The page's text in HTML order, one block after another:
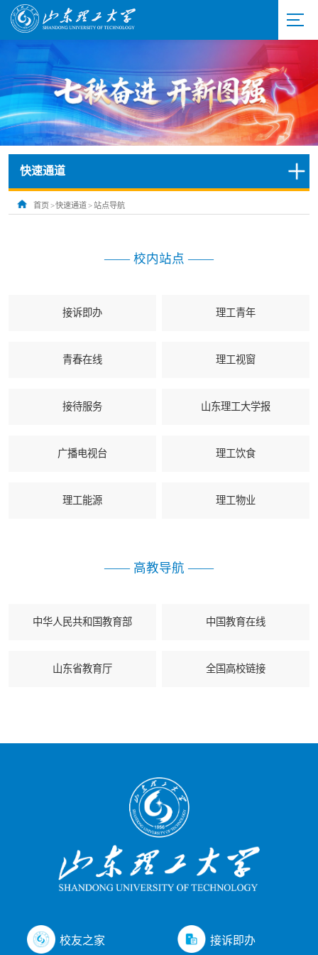
快速通道
首页>快速通道>站点导航
—— 校内站点 ——
接诉即办 理工青年
青春在线 理工视窗
接待服务 山东理工大学报
广播电视台 理工饮食
理工能源 理工物业
—— 高教导航 ——
中华人民共和国教育部 中国教育在线
山东省教育厅 全国高校链接
校友之家 接诉即办